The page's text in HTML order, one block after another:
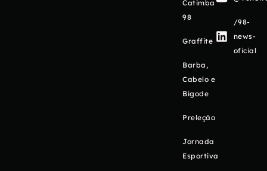
Catimba
98
Graffite
Barba,
Cabelo e
Bigode
Preleção
Jornada
Esportiva
/98-
news-
oficial